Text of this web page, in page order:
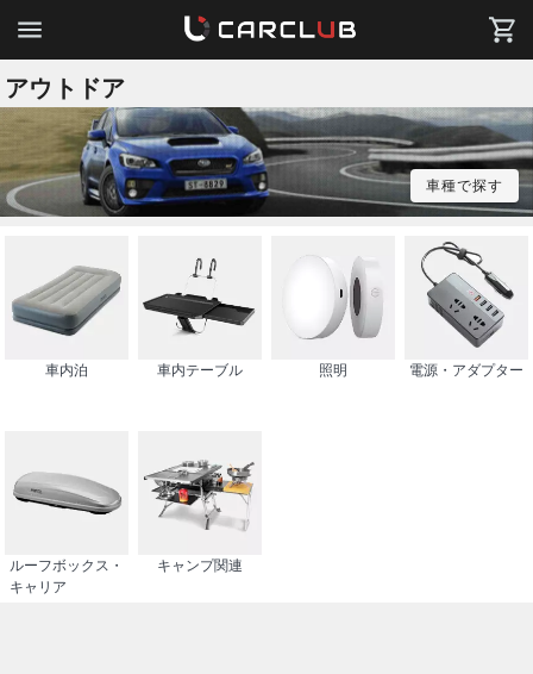
アウトドア
車種で探す
車内泊 車内テーブル 照明 電源・アダプター
ルーフボックス・
キャリア
キャンプ関連